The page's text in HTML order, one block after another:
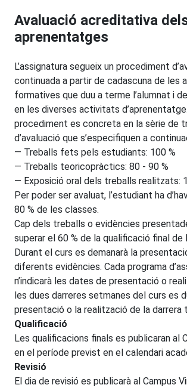
Avaluació acreditativa
aprenentatges
L’assignatura segueix un procediment
continuada a partir de cadascuna de les
formatives que duu a terme l’alumnat i
en les diverses activitats
procediment es concreta en la sèrie de
d’avaluació que s’especifiquen a
— Treballs fets pels estudiants: 100 %
— Treballs teoricopràctics: 80 - 90 %
— Exposició oral dels treballs realitzats:
Per poder ser avaluat, l’estudiant ha
80 % de les classes.
Cap dels treballs o evidències
superar el 60 % de la qualificació final de
Durant el curs es demanarà la
diferents evidències. Cada programa
n’indicarà les dates de presentació o
les dues darreres setmanes del curs es
presentació o la realització de la darrera
Qualificació
Les qualificacions finals es publicaran al
en el període previst en el calendari
Revisió
El dia de revisió es publicarà al Campus